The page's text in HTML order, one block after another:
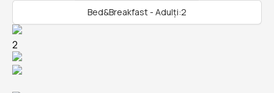
Bed&Breakfast - Adulți:2
2